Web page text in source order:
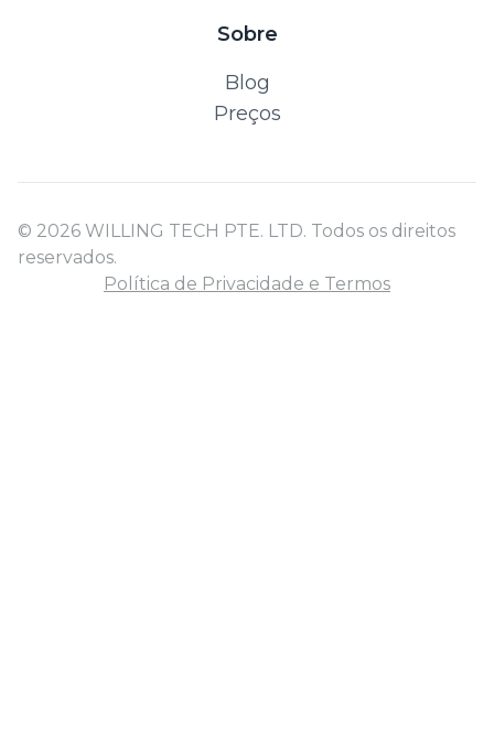
Sobre
Blog
Preços
© 2026 WILLING TECH PTE. LTD. Todos os direitos
reservados.
Política de Privacidade e Termos